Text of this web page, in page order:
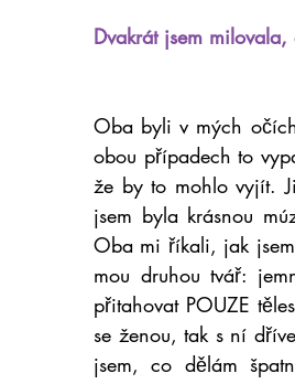
Dvakrát jsem
Oba byli v mých
obou případech to
že by to mohlo vyjít.
jsem byla krásnou
Oba mi říkali, jak
mou druhou tvář:
přitahovat POUZE
se ženou, tak s ní
jsem, co dělám